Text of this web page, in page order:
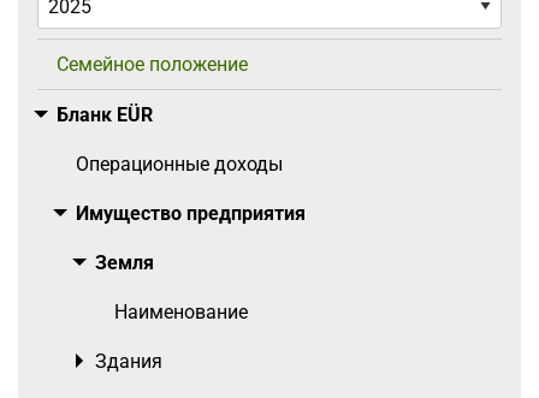
Семейное положение
Бланк EÜR
Toggle menu
Операционные доходы
Имущество предприятия
Toggle menu
Земля
Toggle menu
Наименование
Здания
Toggle menu